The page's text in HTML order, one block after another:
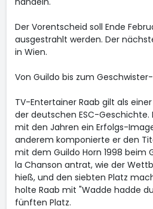
Der Vorentscheid soll Ende
ausgestrahlt werden. Der
in Wien.
Von Guildo bis zum
TV-Entertainer Raab gilt als
der deutschen ESC-
mit den Jahren ein Erfolgs-
anderem komponierte er den
mit dem Guildo Horn 1998 beim
la Chanson antrat, wie der
hieß, und den siebten Platz
holte Raab mit "Wadde hadde
fünften Platz.